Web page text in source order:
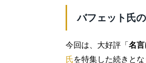
バフェット氏
今回は、大好評「 名
氏を特集した続きと